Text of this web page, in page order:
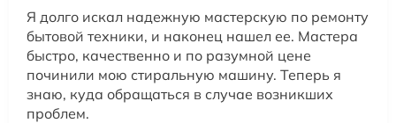
Я долго искал надежную мастерскую по ремонту
бытовой техники, и наконец нашел ее. Мастера
быстро, качественно и по разумной цене
починили мою стиральную машину. Теперь я
знаю, куда обращаться в случае возникших
проблем.